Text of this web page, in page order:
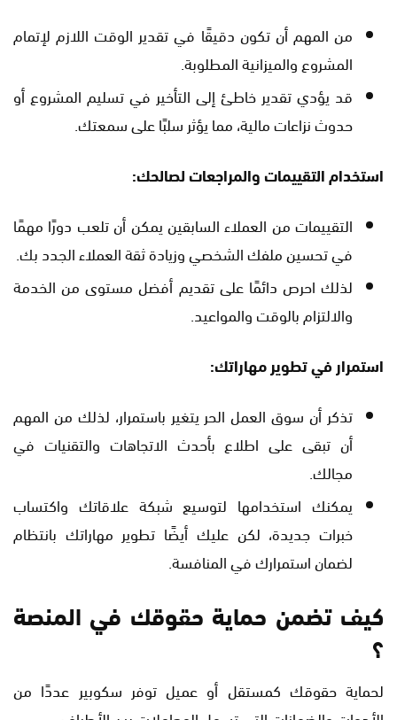
من المهم أن تكون دقيقًا في تقدير الوقت اللازم لإتمام
المشروع والميزانية المطلوبة.
قد يؤدي تقدير خاطئ إلى التأخير في تسليم المشروع أو
حدوث نزاعات مالية، مما يؤثر سلبًا على سمعتك.
استخدام التقييمات والمراجعات لصالحك:
التقييمات من العملاء السابقين يمكن أن تلعب دورًا مهمًا
في تحسين ملفك الشخصي وزيادة ثقة العملاء الجدد بك.
لذلك احرص دائمًا على تقديم أفضل مستوى من الخدمة
والالتزام بالوقت والمواعيد.
استمرار في تطوير مهاراتك:
تذكر أن سوق العمل الحر يتغير باستمرار، لذلك من المهم
أن تبقى على اطلاع بأحدث الاتجاهات والتقنيات في
مجالك.
يمكنك استخدامها لتوسيع شبكة علاقاتك واكتساب
خبرات جديدة، لكن عليك أيضًا تطوير مهاراتك بانتظام
لضمان استمرارك في المنافسة.
كيف تضمن حماية حقوقك في المنصة
؟
لحماية حقوقك كمستقل أو عميل توفر سكوبير عددًا من